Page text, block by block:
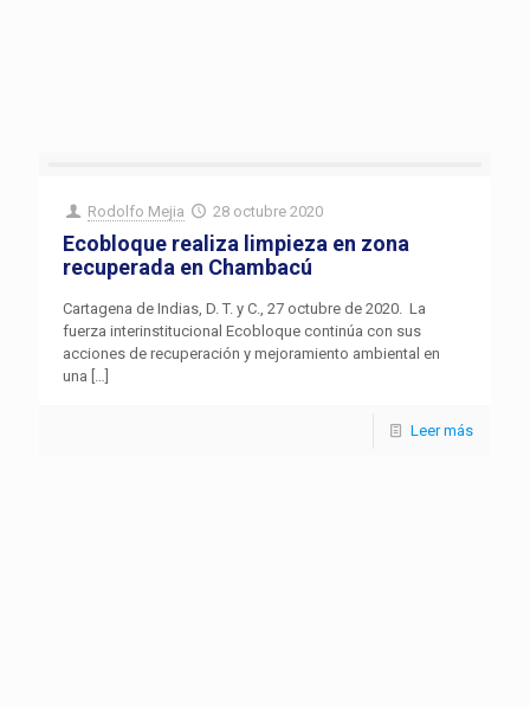
Rodolfo Mejia 28 octubre 2020
Ecobloque realiza limpieza en zona
recuperada en Chambacú
Cartagena de Indias, D. T. y C., 27 octubre de 2020. La
fuerza interinstitucional Ecobloque continúa con sus
acciones de recuperación y mejoramiento ambiental en
una […]
Leer más